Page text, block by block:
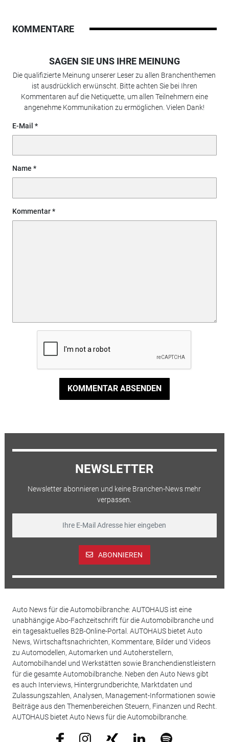
KOMMENTARE
SAGEN SIE UNS IHRE MEINUNG
Die qualifizierte Meinung unserer Leser zu allen Branchenthemen
ist ausdrücklich erwünscht. Bitte achten Sie bei Ihren
Kommentaren auf die Netiquette, um allen Teilnehmern eine
angenehme Kommunikation zu ermöglichen. Vielen Dank!
E-Mail
Name
Kommentar
KOMMENTAR ABSENDEN
NEWSLETTER
Newsletter abonnieren und keine Branchen-News mehr
verpassen.
ABONNIEREN
Auto News für die Automobilbranche: AUTOHAUS ist eine
unabhängige Abo-Fachzeitschrift für die Automobilbranche und
ein tagesaktuelles B2B-Online-Portal. AUTOHAUS bietet Auto
News, Wirtschaftsnachrichten, Kommentare, Bilder und Videos
zu Automodellen, Automarken und Autoherstellern,
Automobilhandel und Werkstätten sowie Branchendienstleistern
für die gesamte Automobilbranche. Neben den Auto News gibt
es auch Interviews, Hintergrundberichte, Marktdaten und
Zulassungszahlen, Analysen, Management-Informationen sowie
Beiträge aus den Themenbereichen Steuern, Finanzen und Recht.
AUTOHAUS bietet Auto News für die Automobilbranche.